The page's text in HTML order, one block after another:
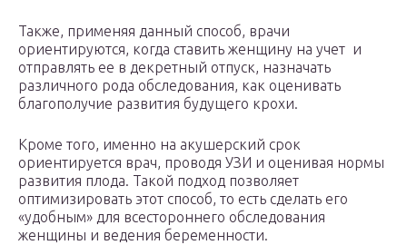
Также, применяя данный способ, врачи
ориентируются, когда ставить женщину на учет и
отправлять ее в декретный отпуск, назначать
различного рода обследования, как оценивать
благополучие развития будущего крохи.
Кроме того, именно на акушерский срок
ориентируется врач, проводя УЗИ и оценивая нормы
развития плода. Такой подход позволяет
оптимизировать этот способ, то есть сделать его
«удобным» для всестороннего обследования
женщины и ведения беременности.